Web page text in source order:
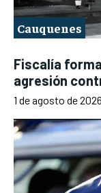
Cauquenes
Fiscalía
agresión
1 de agosto de 2026